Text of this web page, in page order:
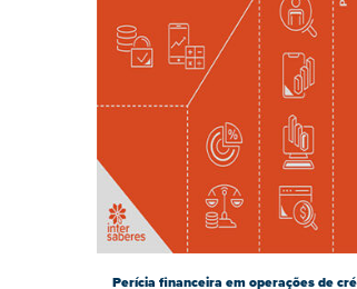
Perícia financeira em operações de